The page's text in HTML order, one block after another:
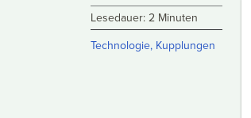
Lesedauer: 2 Minuten
Technologie, Kupplungen